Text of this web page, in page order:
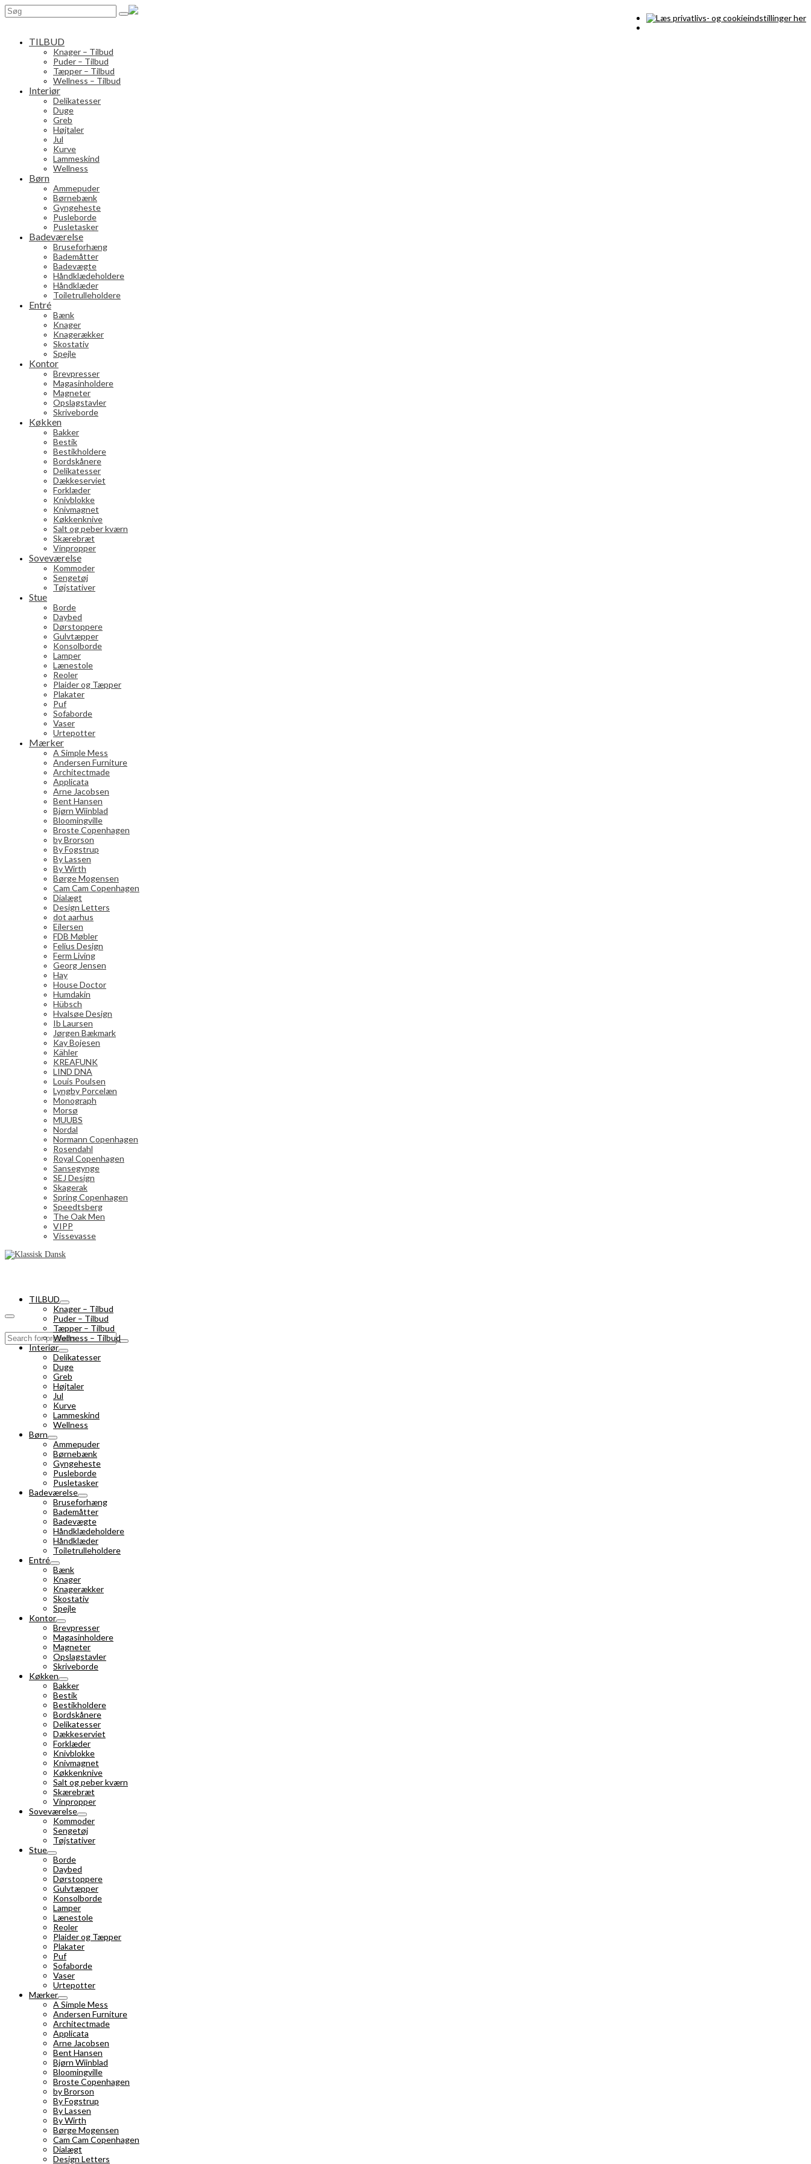
Search
for:
TILBUD
Knager – Tilbud
Puder – Tilbud
Tæpper – Tilbud
Wellness – Tilbud
Interiør
Delikatesser
Duge
Greb
Højtaler
Jul
Kurve
Lammeskind
Wellness
Børn
Ammepuder
Børnebænk
Gyngeheste
Pusleborde
Pusletasker
Badeværelse
Bruseforhæng
Bademåtter
Badevægte
Håndklædeholdere
Håndklæder
Toiletrulleholdere
Entré
Bænk
Knager
Knagerækker
Skostativ
Spejle
Kontor
Brevpresser
Magasinholdere
Magneter
Opslagstavler
Skriveborde
Køkken
Bakker
Bestik
Bestikholdere
Bordskånere
Delikatesser
Dækkeserviet
Forklæder
Knivblokke
Knivmagnet
Køkkenknive
Salt og peber kværn
Skærebræt
Vinpropper
Soveværelse
Kommoder
Sengetøj
Tøjstativer
Stue
Borde
Daybed
Dørstoppere
Gulvtæpper
Konsolborde
Lamper
Lænestole
Reoler
Plaider og Tæpper
Plakater
Puf
Sofaborde
Vaser
Urtepotter
Mærker
A Simple Mess
Andersen Furniture
Architectmade
Applicata
Arne Jacobsen
Bent Hansen
Bjørn Wiinblad
Bloomingville
Broste Copenhagen
by Brorson
By Fogstrup
By Lassen
By Wirth
Børge Mogensen
Cam Cam Copenhagen
Dialægt
Design Letters
dot aarhus
Eilersen
FDB Møbler
Felius Design
Ferm Living
Georg Jensen
Hay
House Doctor
Humdakin
Hübsch
Hvalsøe Design
Ib Laursen
Jørgen Bækmark
Kay Bojesen
Kähler
KREAFUNK
LIND DNA
Louis Poulsen
Lyngby Porcelæn
Monograph
Morsø
MUUBS
Nordal
Normann Copenhagen
Rosendahl
Royal Copenhagen
Sansegynge
SEJ Design
Skagerak
Spring Copenhagen
Speedtsberg
The Oak Men
VIPP
Vissevasse
Search
for:
TILBUD
Knager – Tilbud
Puder – Tilbud
Tæpper – Tilbud
Wellness – Tilbud
Interiør
Delikatesser
Duge
Greb
Højtaler
Jul
Kurve
Lammeskind
Wellness
Børn
Ammepuder
Børnebænk
Gyngeheste
Pusleborde
Pusletasker
Badeværelse
Bruseforhæng
Bademåtter
Badevægte
Håndklædeholdere
Håndklæder
Toiletrulleholdere
Entré
Bænk
Knager
Knagerækker
Skostativ
Spejle
Kontor
Brevpresser
Magasinholdere
Magneter
Opslagstavler
Skriveborde
Køkken
Bakker
Bestik
Bestikholdere
Bordskånere
Delikatesser
Dækkeserviet
Forklæder
Knivblokke
Knivmagnet
Køkkenknive
Salt og peber kværn
Skærebræt
Vinpropper
Soveværelse
Kommoder
Sengetøj
Tøjstativer
Stue
Borde
Daybed
Dørstoppere
Gulvtæpper
Konsolborde
Lamper
Lænestole
Reoler
Plaider og Tæpper
Plakater
Puf
Sofaborde
Vaser
Urtepotter
Mærker
A Simple Mess
Andersen Furniture
Architectmade
Applicata
Arne Jacobsen
Bent Hansen
Bjørn Wiinblad
Bloomingville
Broste Copenhagen
by Brorson
By Fogstrup
By Lassen
By Wirth
Børge Mogensen
Cam Cam Copenhagen
Dialægt
Design Letters